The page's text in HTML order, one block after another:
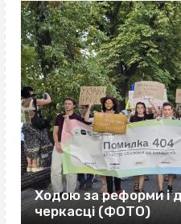
Ходою за реформи і
черкасці (ФОТО)